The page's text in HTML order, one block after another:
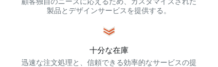
製品とデザインサービスを提供する。
十分な在庫
迅速な注文処理と、信頼できる効率的なサービスの提